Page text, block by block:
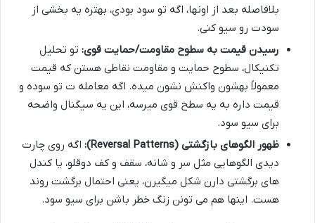
بلافاصله بعد از اونها، اگه تو سود بودی، بهتره یه بخشی از
سودت رو سیو کنی.
رسیدن قیمت به سطوح مقاومت/حمایت قوی: تو تحلیل
تکنیکال، سطوح حمایت و مقاومت نقاطی هستن که قیمت
معمولاً بهشون واکنش نشون میده. اگه معامله ت تو سوده و
قیمت داره به یه سطح قوی میرسه، این یه سیگنال واضحه
برای سیو سود.
ظهور الگوهای بازگشتی (Reversal Patterns):
اگه روی چارت
دیدی الگوهایی مثل سر و شانه، سقف و کف دوقلو، یا کندل
های برگشتی دارن شکل میگیرن، یعنی احتمال برگشت روند
هست. اینها هم می تونن زنگ خطر باشن برای سیو سود.